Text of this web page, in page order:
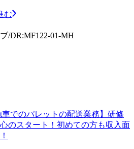
む
/DR:MF122-01-MH
でのパレットの配送業務】研修
のスタート！初めての方も収入面